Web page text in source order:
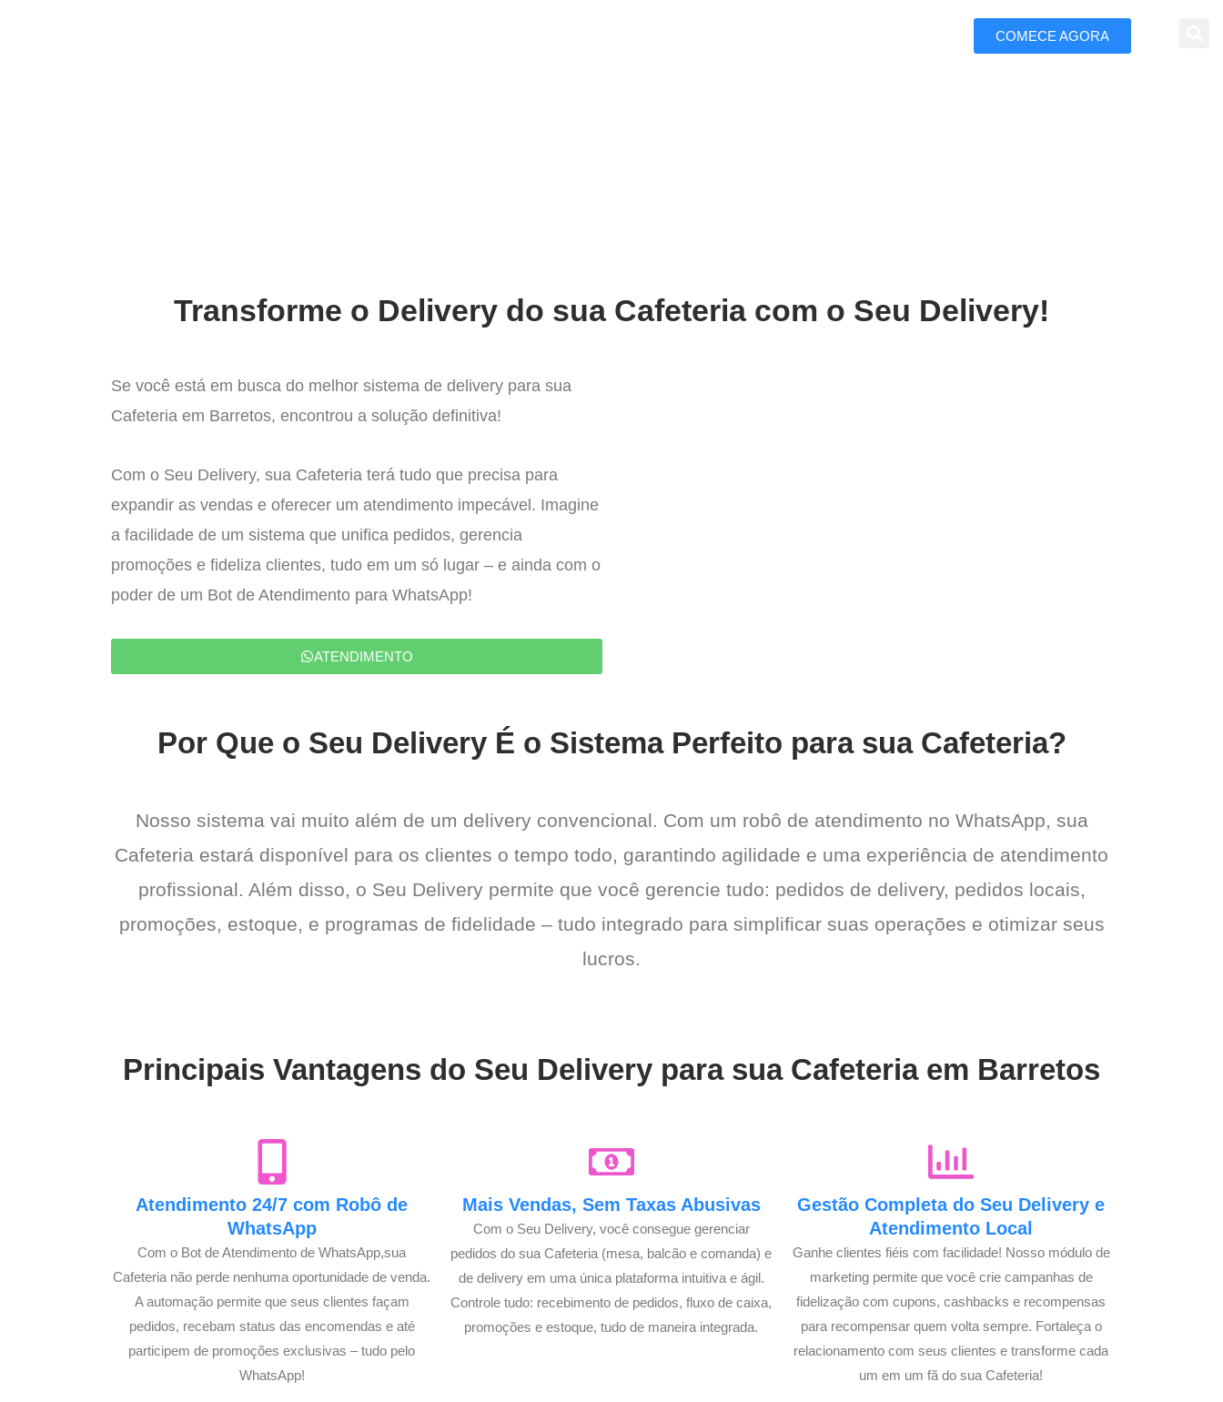
COMECE AGORA
Transforme o Delivery do sua Cafeteria com o Seu Delivery!
Se você está em busca do melhor sistema de delivery para sua
Cafeteria em Barretos, encontrou a solução definitiva!
Com o Seu Delivery, sua Cafeteria terá tudo que precisa para
expandir as vendas e oferecer um atendimento impecável. Imagine
a facilidade de um sistema que unifica pedidos, gerencia
promoções e fideliza clientes, tudo em um só lugar – e ainda com o
poder de um Bot de Atendimento para WhatsApp!
ATENDIMENTO
Por Que o Seu Delivery É o Sistema Perfeito para sua Cafeteria?
Nosso sistema vai muito além de um delivery convencional. Com um robô de atendimento no WhatsApp, sua
Cafeteria estará disponível para os clientes o tempo todo, garantindo agilidade e uma experiência de atendimento
profissional. Além disso, o Seu Delivery permite que você gerencie tudo: pedidos de delivery, pedidos locais,
promoções, estoque, e programas de fidelidade – tudo integrado para simplificar suas operações e otimizar seus
lucros.
Principais Vantagens do Seu Delivery para sua Cafeteria em Barretos
Atendimento 24/7 com Robô de
WhatsApp
Com o Bot de Atendimento de WhatsApp,sua
Cafeteria não perde nenhuma oportunidade de venda.
A automação permite que seus clientes façam
pedidos, recebam status das encomendas e até
participem de promoções exclusivas – tudo pelo
WhatsApp!
Mais Vendas, Sem Taxas Abusivas
Com o Seu Delivery, você consegue gerenciar
pedidos do sua Cafeteria (mesa, balcão e comanda) e
de delivery em uma única plataforma intuitiva e ágil.
Controle tudo: recebimento de pedidos, fluxo de caixa,
promoções e estoque, tudo de maneira integrada.
Gestão Completa do Seu Delivery e
Atendimento Local
Ganhe clientes fiéis com facilidade! Nosso módulo de
marketing permite que você crie campanhas de
fidelização com cupons, cashbacks e recompensas
para recompensar quem volta sempre. Fortaleça o
relacionamento com seus clientes e transforme cada
um em um fã do sua Cafeteria!